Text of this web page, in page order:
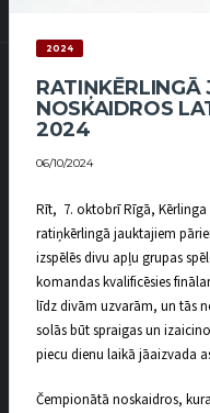
2024
RATIŅKĒRLINGĀ
NOSKAIDROS
2024
06/10/2024
Rīt, 7. oktobrī Rīgā, Kērlinga
ratiņkērlingā jauktajiem
izspēlēs divu apļu grupas
komandas kvalificēsies
līdz divām uzvarām, un tās
solās būt spraigas un
piecu dienu laikā jāaizvada
Čempionātā noskaidros,